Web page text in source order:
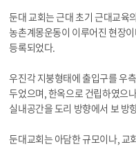
둔대 교회는 근대 초기 근대교육
농촌계몽운동이 이루어진 현장
등록되었다.
우진각 지붕형태에 출입구를 우
두었으며, 한옥으로 건립하였으
실내공간을 도리 방향에서 보 방
둔대교회는 아담한 규모이나, 교